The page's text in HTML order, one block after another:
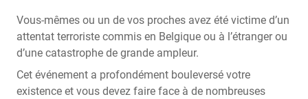
Vous-mêmes ou un de vos proches avez été victime d’un
attentat terroriste commis en Belgique ou à l’étranger ou
d’une catastrophe de grande ampleur.
Cet événement a profondément bouleversé votre
existence et vous devez faire face à de nombreuses